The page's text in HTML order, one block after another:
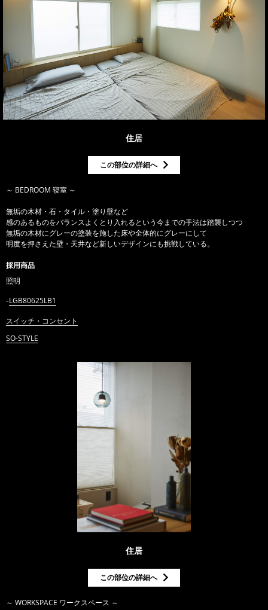
住居
この部位の詳細へ
～ BEDROOM 寝室 ～
無垢の木材・石・タイル・塗り壁など
感のあるものをバランスよくとり入れるという今までの手法は踏襲しつつ
無垢の木材にグレーの塗装を施した床や全体的にグレーにして
明度を押さえた壁・天井など新しいデザインにも挑戦している。
採用商品
照明
LGB80625LB1
スイッチ・コンセント
SO-STYLE
住居
この部位の詳細へ
～ WORKSPACE ワークスペース ～